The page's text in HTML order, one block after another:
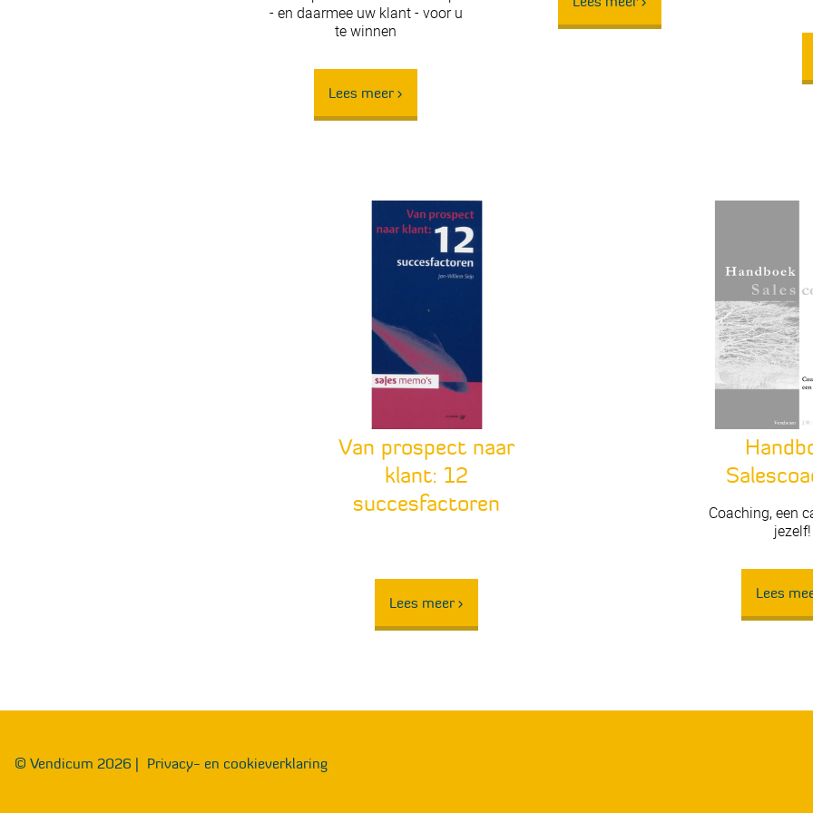
- en daarmee uw klant - voor u
te winnen
Lees meer >
Van prospect naar
klant: 12
succesfactoren
Lees meer >
Coaching, een
jezelf!
Lees
© Vendicum 2026 | Privacy- en cookieverklaring